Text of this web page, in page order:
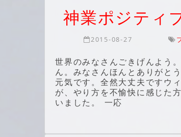
神業ポジティ
2015-08-27
世界のみなさんごきげんよう
ん。みなさんほんとありがと
元気です。全然大丈夫ですウ
が、やり方を不愉快に感じた
いました。 一応